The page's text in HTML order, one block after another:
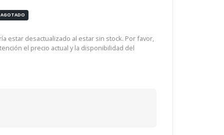
AGOTADO
estar desactualizado al estar sin stock. Por favor,
el precio actual y la disponibilidad del